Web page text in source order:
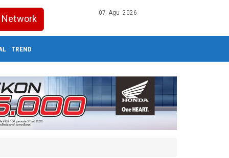
Network 07 Agu 2026
TREND